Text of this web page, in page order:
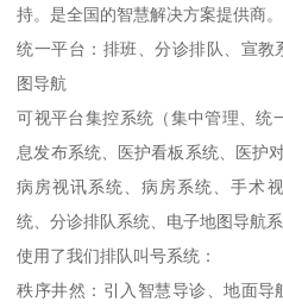
持。是全国的智慧解决方案提供商。
统一平台：排班、分诊排队、宣
图导航
可视平台集控系统（集中管理、统
息发布系统、医护看板系统、医护
病房视讯系统、病房系统、手术
统、分诊排队系统、电子地图导航系
使用了我们排队叫号系统：
秩序井然：引入智慧导诊、地面